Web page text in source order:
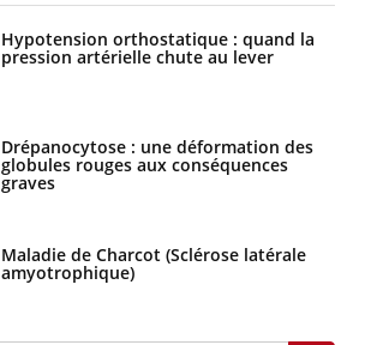
Hypotension orthostatique : quand la
pression artérielle chute au lever
Drépanocytose : une déformation des
globules rouges aux conséquences
graves
Maladie de Charcot (Sclérose latérale
amyotrophique)